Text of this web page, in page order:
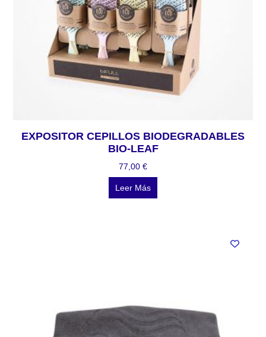
EXPOSITOR CEPILLOS BIODEGRADABLES
BIO-LEAF
77,00 €
Leer Más